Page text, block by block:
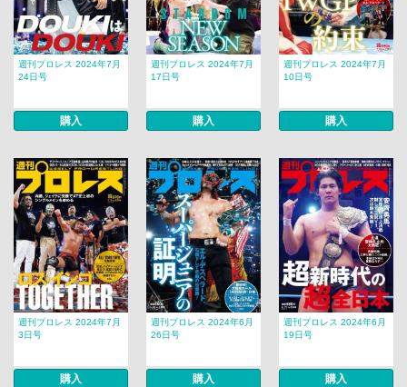
週刊プロレス 2024年7月
24日号
購入
週刊プロレス 2024年7月
17日号
購入
週刊プロレス 2024年7月
10日号
購入
週刊プロレス 2024年7月
3日号
購入
週刊プロレス 2024年6月
26日号
購入
週刊プロレス 2024年6月
19日号
購入